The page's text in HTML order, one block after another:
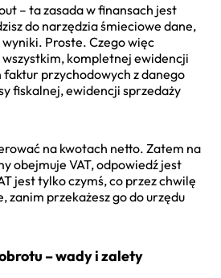
– ta zasada w finansach jest
do narzędzia śmieciowe dane,
Proste. Czego więc
kompletnej ewidencji
faktur przychodowych z danego
fiskalnej, ewidencji sprzedaży
na kwotach netto. Zatem na
obejmuje VAT, odpowiedź jest
jest tylko czymś, co przez chwilę
zanim przekażesz go do urzędu
– wady i zalety